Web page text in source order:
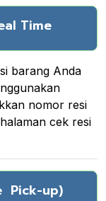
Time
barang Anda
nomor resi
cek resi
Pick-up)